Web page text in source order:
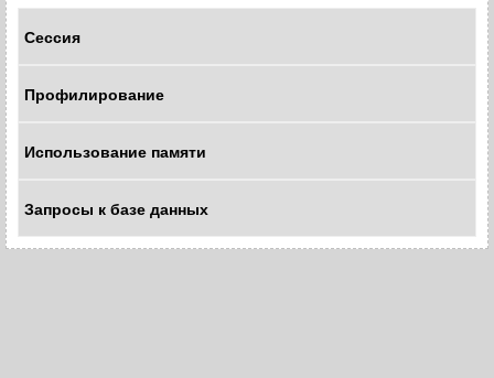
Сессия
Профилирование
Использование памяти
Запросы к базе данных